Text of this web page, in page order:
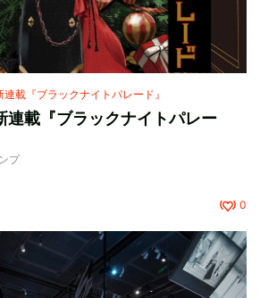
載『ブラックナイトパレード』
連載『ブラックナイトパレー
プ
0